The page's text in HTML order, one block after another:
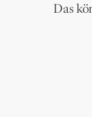
Das